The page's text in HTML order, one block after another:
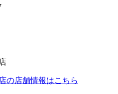
の店舗情報はこちら